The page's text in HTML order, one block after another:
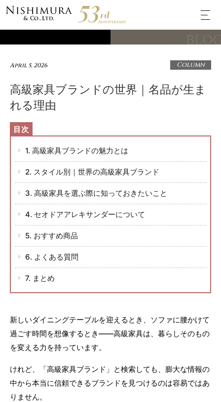
April 5, 2026 Column
高級家具ブランドの世界｜名品が生ま
れる理由
1. 高級家具ブランドの魅力とは
2. スタイル別｜世界の高級家具ブランド
3. 高級家具を選ぶ際に知っておきたいこと
4. セオドアアレキサンダーについて
5. おすすめ商品
6. よくある質問
7. まとめ
新しいダイニングテーブルを迎えるとき、ソファに腰かけて
過ごす時間を想像するとき――高級家具は、暮らしそのもの
を変える力を持っています。
けれど、「高級家具ブランド」と検索しても、膨大な情報の
中から本当に信頼できるブランドを見つけるのは容易ではあ
りません。